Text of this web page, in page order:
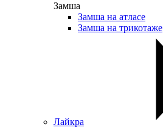
Замша
Замша на атласе
Замша на трикотаже
Лайкра